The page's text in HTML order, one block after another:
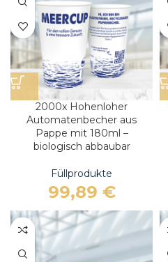
2000x Hohenloher
Automatenbecher aus
Pappe mit 180ml –
biologisch abbaubar
Füllprodukte
99,89 €